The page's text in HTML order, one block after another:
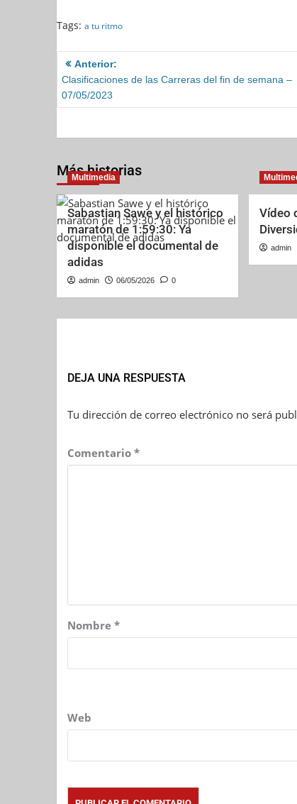
a
c
e
b
o
k
a
s
t
o
o
n
m
a
i
a
r
Tags: a tu ritmo
Anterior:
Clasificaciones de las Carreras del fin de semana –
07/05/2023
Más historias
Multimedia
Sabastian Sawe y el histórico
maratón de 1:59:30: Ya
disponible el documental de
adidas
admin 06/05/2026 0
Vídeo
admin
DEJA UNA RESPUESTA
Tu dirección de correo electrónico no será
Comentario *
Nombre *
Web